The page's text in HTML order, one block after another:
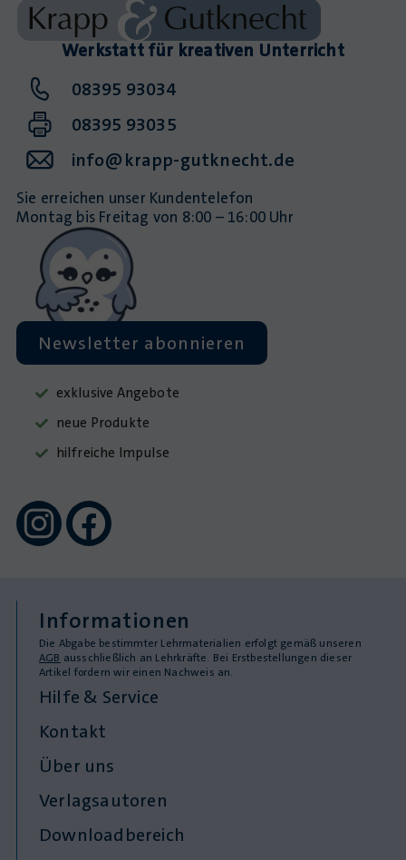
Werkstatt für kreativen Unterricht
08395 93034
08395 93035
info@krapp-gutknecht.de
Sie erreichen unser Kundentelefon
Montag bis Freitag von 8:00 – 16:00 Uhr
Newsletter abonnieren
exklusive Angebote
neue Produkte
hilfreiche Impulse
Informationen
Die Abgabe bestimmter Lehrmaterialien erfolgt gemäß unseren
AGB ausschließlich an Lehrkräfte. Bei Erstbestellungen dieser
Artikel fordern wir einen Nachweis an.
Hilfe & Service
Kontakt
Über uns
Verlagsautoren
Downloadbereich